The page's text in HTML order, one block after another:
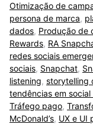
Otimização de
persona de marca,
dados, Produção de
Rewards, RA
redes sociais
sociais, Snapchat,
listening, storytelling
tendências em social
Tráfego pago,
McDonald’s, UX e UI